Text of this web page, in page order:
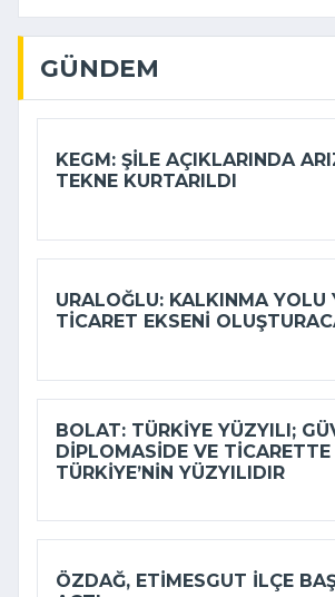
GÜNDEM
KEGM: ŞILE AÇIKLARINDA
TEKNE KURTARILDI
URALOĞLU: KALKINMA YOLU
TICARET EKSENI
BOLAT: TÜRKIYE YÜZYILI;
DIPLOMASIDE VE TICARETTE
TÜRKIYE’NIN YÜZYILIDIR
ÖZDAĞ, ETIMESGUT İLÇE